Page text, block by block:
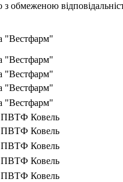
з обмеженою
"Вестфарм"
"Вестфарм"
"Вестфарм"
"Вестфарм"
"Вестфарм"
ПВТФ Ковель
ПВТФ Ковель
ПВТФ Ковель
ПВТФ Ковель
ПВТФ Ковель